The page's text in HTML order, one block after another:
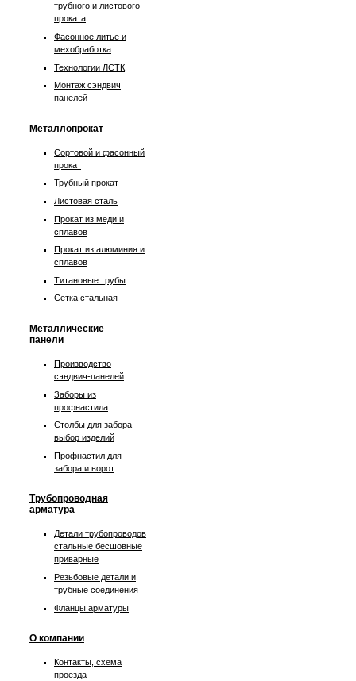
трубного и листового
проката
Фасонное литье и
мехобработка
Технологии ЛСТК
Монтаж сэндвич
панелей
Металлопрокат
Сортовой и фасонный
прокат
Трубный прокат
Листовая сталь
Прокат из меди и
сплавов
Прокат из алюминия и
сплавов
Титановые трубы
Сетка стальная
Металлические
панели
Производство
сэндвич-панелей
Заборы из
профнастила
Столбы для забора –
выбор изделий
Профнастил для
забора и ворот
Трубопроводная
арматура
Детали трубопроводов
стальные бесшовные
приварные
Резьбовые детали и
трубные соединения
Фланцы арматуры
О компании
Контакты, схема
проезда